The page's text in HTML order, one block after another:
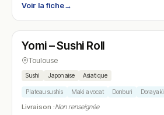
Voir la fiche→
N° 19
Yomi – Sushi Roll
Toulouse
Sushi Japonaise Asiatique
Plateau sushis Maki avocat Donburi Dorayaki
Livraison :Non renseignée